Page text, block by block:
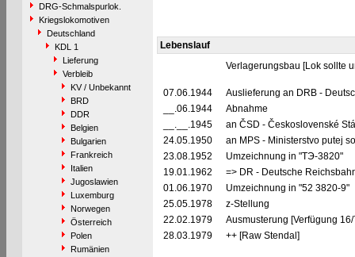
DRG-Schmalspurlok.
Kriegslokomotiven
Deutschland
KDL 1
Lieferung
Verbleib
KV / Unbekannt
BRD
DDR
Belgien
Bulgarien
Frankreich
Italien
Jugoslawien
Luxemburg
Norwegen
Österreich
Polen
Rumänien
Lebenslauf
Verlagerungsbau [Lok sollte
07.06.1944
Auslieferung an DRB -
__.06.1944
Abnahme
__.__.1945
an ČSD - Československé
24.05.1950
an MPS - Ministerstvo putej
23.08.1952
Umzeichnung in "TЭ-3820"
19.01.1962
=> DR - Deutsche
01.06.1970
Umzeichnung in "52 3820-9"
25.05.1978
z-Stellung
22.02.1979
Ausmusterung [Verfügung
28.03.1979
++ [Raw Stendal]